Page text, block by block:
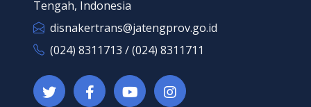
Tengah, Indonesia
disnakertrans@jatengprov.go.id
(024) 8311713 / (024) 8311711